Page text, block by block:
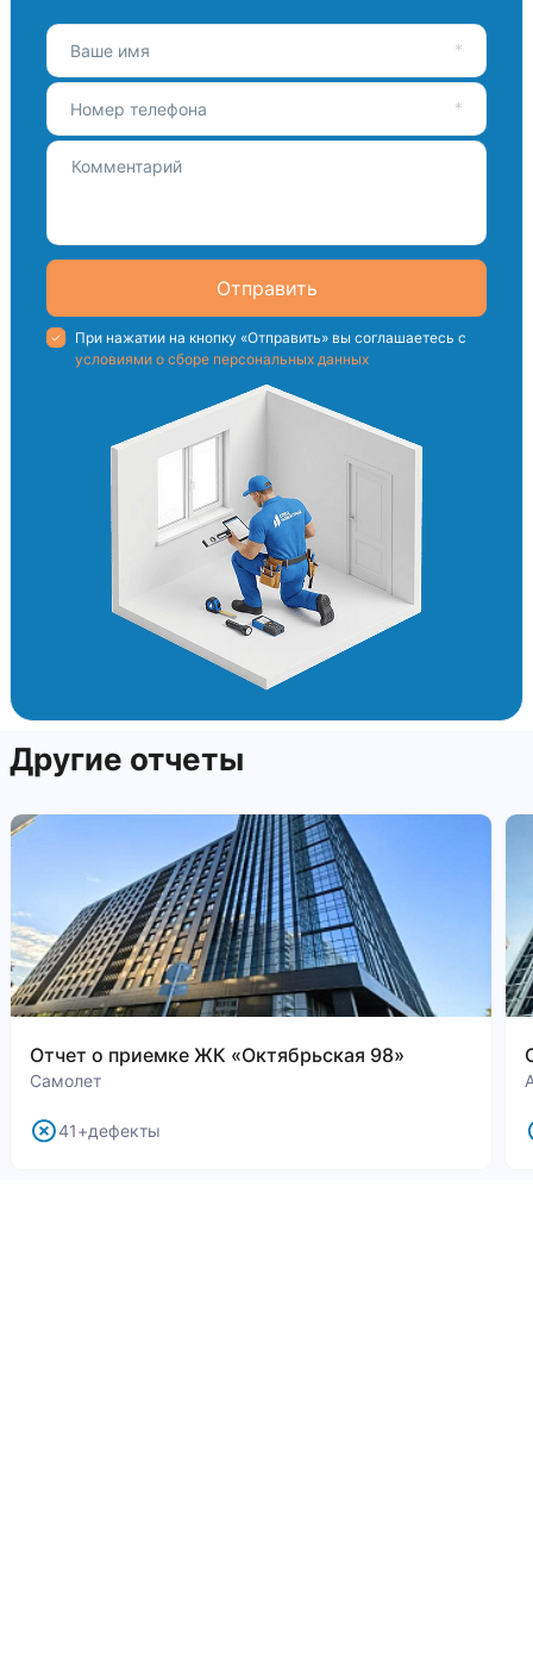
Ваше имя
Номер телефона
Отправить
При нажатии на кнопку «Отправить» вы соглашаетесь с
условиями о сборе персональных данных
Другие отчеты
Отчет о приемке ЖК «Октябрьская 98»
Самолет
41+дефекты